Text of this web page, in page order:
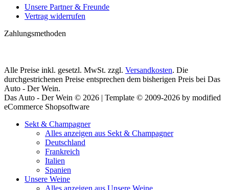
Unsere Partner & Freunde
Vertrag widerrufen
Zahlungsmethoden
Alle Preise inkl. gesetzl. MwSt. zzgl. Versandkosten. Die
durchgestrichenen Preise entsprechen dem bisherigen Preis bei Das
Auto - Der Wein.
Das Auto - Der Wein © 2026 | Template © 2009-2026 by modified
eCommerce Shopsoftware
Sekt & Champagner
Alles anzeigen aus Sekt & Champagner
Deutschland
Frankreich
Italien
Spanien
Unsere Weine
Alles anzeigen aus Unsere Weine